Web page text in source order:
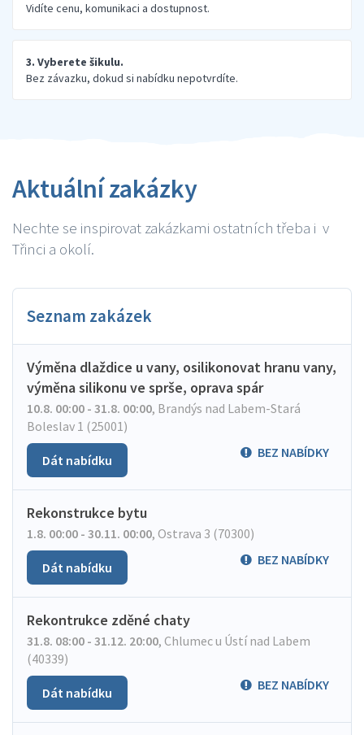
Vidíte cenu, komunikaci a dostupnost.
3. Vyberete šikulu.
Bez závazku, dokud si nabídku nepotvrdíte.
Aktuální zakázky
Nechte se inspirovat zakázkami ostatních třeba i v
Třinci a okolí.
Seznam zakázek
Výměna dlaždice u vany, osilikonovat hranu vany,
výměna silikonu ve sprše, oprava spár
10.8. 00:00 - 31.8. 00:00, Brandýs nad Labem-Stará
Boleslav 1 (25001)
BEZ NABÍDKY
Dát nabídku
Rekonstrukce bytu
1.8. 00:00 - 30.11. 00:00, Ostrava 3 (70300)
BEZ NABÍDKY
Dát nabídku
Rekontrukce zděné chaty
31.8. 08:00 - 31.12. 20:00, Chlumec u Ústí nad Labem
(40339)
BEZ NABÍDKY
Dát nabídku